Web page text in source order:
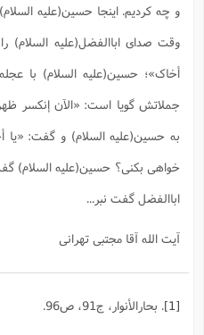
و چه کردیم. اینجا حسین(علیه السلام)
وقت صدای اباالفضل(علیه السلام)
أخاک»؛ حسین(علیه السلام) با
جملاتش گویا است: «الآن إنکسر
به حسین(علیه السلام) و گفت: «یا
خواهی بکنی؟ حسین(علیه السلام)
اباالفضل گفت نبر...
آیت الله آقا مجتبی تهرانی
. بحارالأنوار، ج91، ص96.